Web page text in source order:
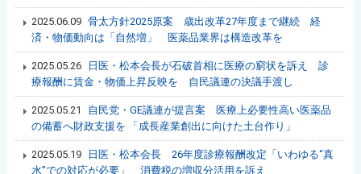
2025.06.09 骨太方針2025原案 歳出改革27年度まで継続 経
済・物価動向は「自然増」 医薬品業界は構造改革を
2025.05.26
日医・松本会長が石破首相に医療の窮状を訴え 診
療報酬に賃金・物価上昇反映を 自民議連の決議手渡し
2025.05.21
自民党・GE議連が提言案 医療上必要性高い医薬品
の備蓄へ財政支援を 「成長産業創出に向けた土台作り」
2025.05.19
日医・松本会長 26年度診療報酬改定「いわゆる“真
水”での対応が必要」 消費税の増収分活用を訴え